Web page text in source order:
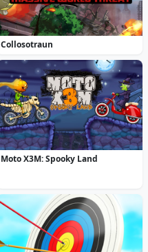
Collosotraun
Moto X3M: Spooky Land